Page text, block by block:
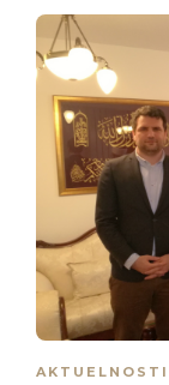
AKTUELNOSTI